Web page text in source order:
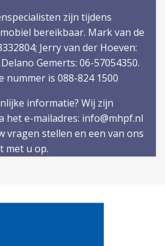
zijn tijdens
bereikbaar. Mark van de
Jerry van der Hoeven:
Gemerts: 06-57054350.
nummer is 088-824 1500
informatie? Wij zijn
het e-mailadres: info@mhpf.nl
vragen stellen en een van ons
met u op.